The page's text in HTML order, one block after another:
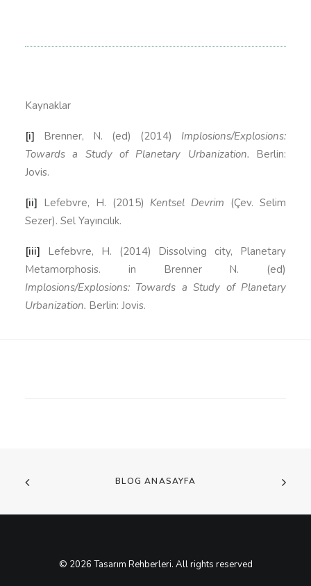
Kaynaklar
[i] Brenner, N. (ed) (2014) Implosions/Explosions:
Towards a Study of Planetary Urbanization. Berlin:
Jovis.
[ii] Lefebvre, H. (2015) Kentsel Devrim (Çev. Selim
Sezer). Sel Yayıncılık.
[iii] Lefebvre, H. (2014) Dissolving city, Planetary
Metamorphosis. in Brenner N. (ed)
Implosions/Explosions: Towards a Study of Planetary
Urbanization. Berlin: Jovis.
BLOG ANASAYFA
© 2026 Tasarım Rehberleri. All rights reserved